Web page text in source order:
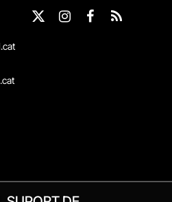
X
Instagram
Facebook
RSS